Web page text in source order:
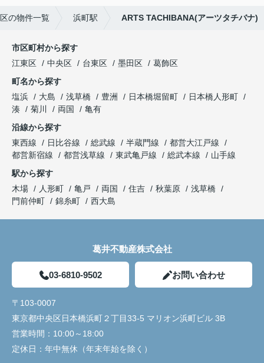
の物件一覧 浜町駅 ARTS TACHIBANA(アーツタチバナ)
市区町村から探す
江東区
中央区 台東区 墨田区
葛飾区
町名から探す
塩浜
大島 浅草橋 豊洲 日本橋堀留町
日本橋人形町
湊
菊川 両国
亀有
沿線から探す
東西線
日比谷線 総武線 半蔵門線
都営大江戸線
都営新宿線
都営浅草線 東武亀戸線 総武本線
山手線
駅から探す
木場
人形町 亀戸 両国 住吉 秋葉原
浅草橋
門前仲町
錦糸町 西大島
葛井不動産株式会社
03-6810-9502 お問い合わせ
〒103-0007
東京都中央区日本橋浜町２丁目33-5 マリオン浜町ビル 3B
営業時間： 10:00～18:00
定休日： 年中無休（年末年始を除く）